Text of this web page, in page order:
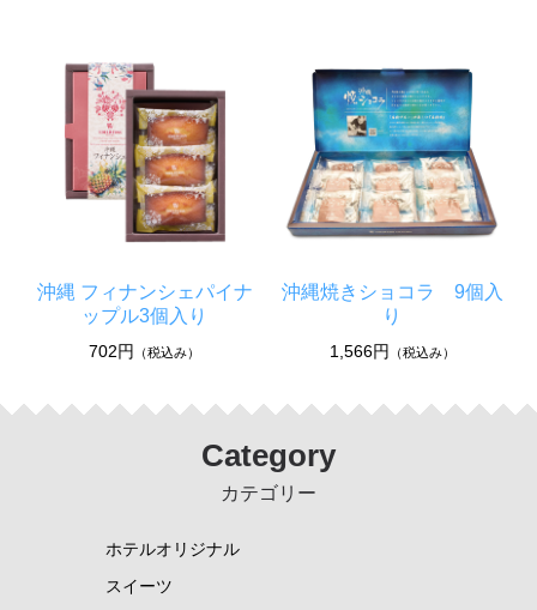
沖縄 フィナンシェパイナ
ップル3個入り
702円 （税込み）
沖縄焼きショコラ 9個入
り
1,566円 （税込み）
Category
カテゴリー
ホテルオリジナル
スイーツ